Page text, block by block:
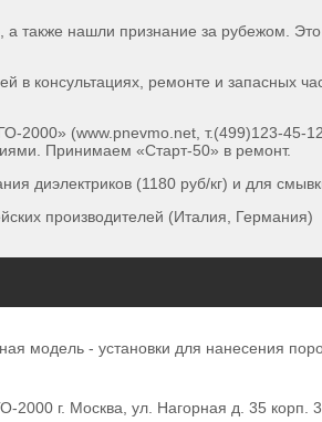
также нашли признание за рубежом. Это
в консультациях, ремонте и запасных
2000» (www.pnevmo.net, т.(499)123-45-
Принимаем «Старт-50» в ремонт.
диэлектриков (1180 руб/кг) и для
производителей (Италия, Германия)
модель - установки для нанесения
г. Москва, ул. Нагорная д. 35 корп.